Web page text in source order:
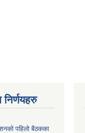
पहिलो बैठकका